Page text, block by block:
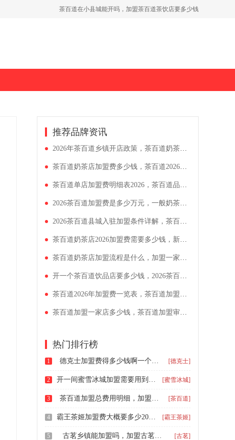
茶百道在小县城能开吗，加盟茶百道茶饮店要多少钱
推荐品牌资讯
2026年茶百道乡镇开店政策，茶百道奶茶店投资要多少钱
茶百道奶茶店加盟费多少钱，茶百道2026加盟条件详情公布
茶百道单店加盟费明细表2026，茶百道品牌加盟扶持速看
2026茶百道加盟费是多少万元，一般奶茶店怎么加盟
2026茶百道县城入驻加盟条件详解，茶百道品牌加盟下来多少钱
茶百道奶茶店2026加盟费需要多少钱，新手小白怎么开奶茶店
茶百道奶茶店加盟流程是什么，加盟一家茶百道店大概需要多少钱
开一个茶百道饮品店要多少钱，2026茶百道加盟条件与费用解析
茶百道2026年加盟费一览表，茶百道加盟流程及条件是什么
茶百道加盟一家店多少钱，茶百道加盟审核严格吗
热门排行榜
1 德克士加盟费得多少钱啊一个月，德克士加盟费及加盟条件是什么 [德克士]
2 开一间蜜雪冰城加盟需要用到多少钱，蜜雪冰城需要什么加盟条件及流程呀 [蜜雪冰城]
3 茶百道加盟总费用明细，加盟茶百道要求和流程2025 [茶百道]
4 霸王茶姬加盟费大概要多少2026，开一个霸王茶姬加盟店需要多少钱 [霸王茶姬]
5 古茗乡镇能加盟吗，加盟古茗的流程有哪些 [古茗]